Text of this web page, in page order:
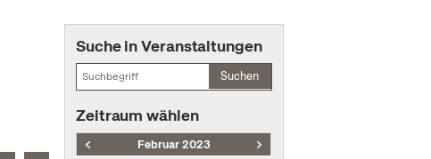
Suche in Veranstaltungen
Suchen
Zeitraum wählen
Februar 2023